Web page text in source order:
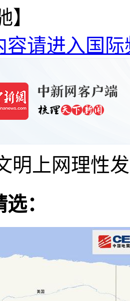
】
容请进入国际
明上网理性
：